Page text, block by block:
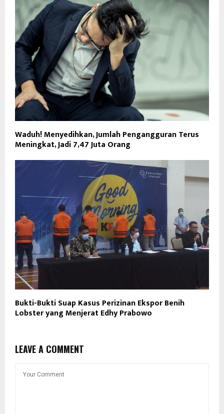
Waduh! Menyedihkan, Jumlah Pengangguran Terus
Meningkat, Jadi 7,47 Juta Orang
Bukti-Bukti Suap Kasus Perizinan Ekspor Benih
Lobster yang Menjerat Edhy Prabowo
LEAVE A COMMENT